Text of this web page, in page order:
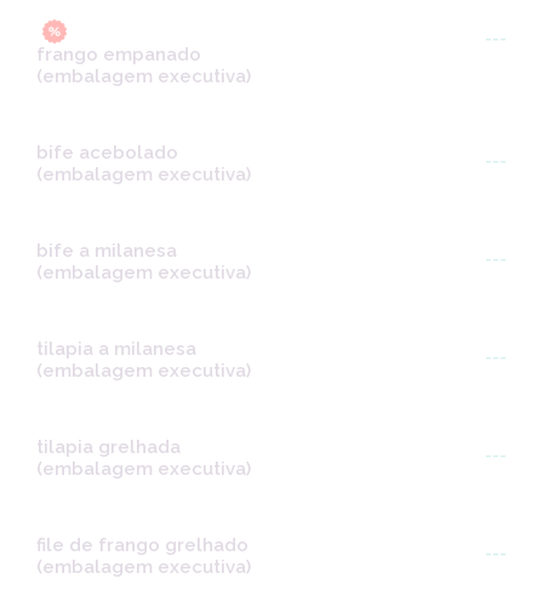
frango empanado
(embalagem executiva)
---
bife acebolado
(embalagem executiva)
---
bife a milanesa
(embalagem executiva)
---
tilapia a milanesa
(embalagem executiva)
---
tilapia grelhada
(embalagem executiva)
---
file de frango grelhado
(embalagem executiva)
---